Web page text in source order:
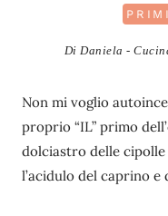
Di Daniela -
Non mi voglio
proprio “IL” primo
dolciastro delle
l’acidulo del caprino e